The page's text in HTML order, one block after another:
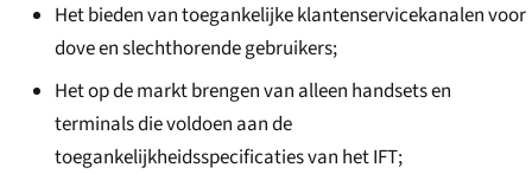
Het bieden van toegankelijke klantenservicekanalen voor
dove en slechthorende gebruikers;
Het op de markt brengen van alleen handsets en
terminals die voldoen aan de
toegankelijkheidsspecificaties van het IFT;